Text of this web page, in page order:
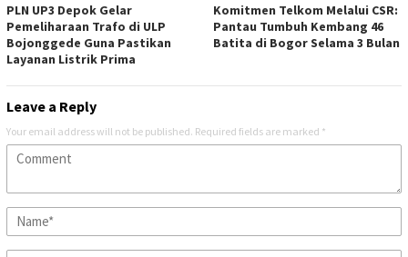
PLN UP3 Depok Gelar
Pemeliharaan Trafo di ULP
Bojonggede Guna Pastikan
Layanan Listrik Prima
Komitmen Telkom Melalui CSR:
Pantau Tumbuh Kembang 46
Batita di Bogor Selama 3 Bulan
Leave a Reply
Your email address will not be published. Required fields are marked *